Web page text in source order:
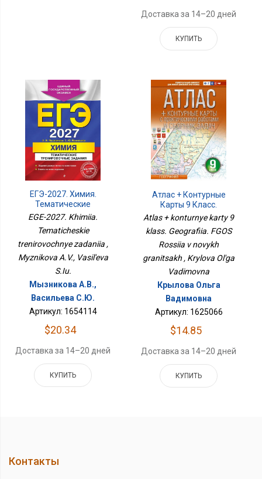
Доставка за 14–20 дней
КУПИТЬ
ЕГЭ-2027. Химия.
Тематические
Тренировочные
EGE-2027. Khimiia.
Tematicheskie
trenirovochnye zadaniia ,
Myznikova A.V., Vasil'eva
S.Iu.
Мызникова А.В.,
Васильева С.Ю.
Артикул: 1654114
$20.34
Доставка за 14–20 дней
КУПИТЬ
Атлас + Контурные
Карты 9 Класс.
География. ФГОС Россия
В Новых Границах
Atlas + konturnye karty 9
klass. Geografiia. FGOS
Rossiia v novykh
granitsakh , Krylova Ol'ga
Vadimovna
Крылова Ольга
Вадимовна
Артикул: 1625066
$14.85
Доставка за 14–20 дней
КУПИТЬ
Контакты